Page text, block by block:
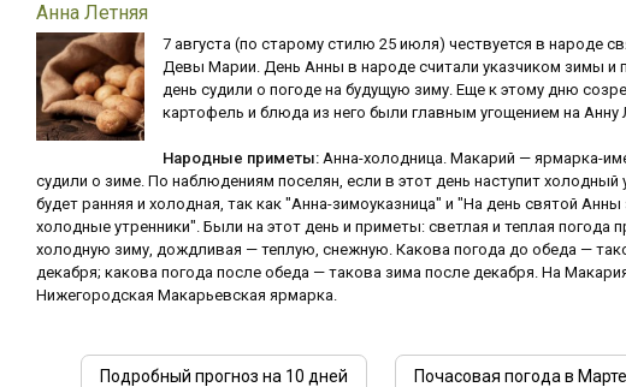
Анна Летняя
7 августа (по старому стилю 25 июля) чествуется в народе
Девы Марии. День Анны в народе считали указчиком зимы и
день судили о погоде на будущую зиму. Еще к этому дню
картофель и блюда из него были главным угощением на
Народные приметы: Анна-холодница. Макарий — ярмарка-
судили о зиме. По наблюдениям поселян, если в этот день наступит холодный
будет ранняя и холодная, так как "Анна-зимоуказница" и "На день святой Анны
холодные утренники". Были на этот день и приметы: светлая и теплая погода
холодную зиму, дождливая — теплую, снежную. Какова погода до обеда —
декабря; какова погода после обеда — такова зима после декабря. На
Нижегородская Макарьевская ярмарка.
Подробный прогноз на 10 дней Почасовая погода в